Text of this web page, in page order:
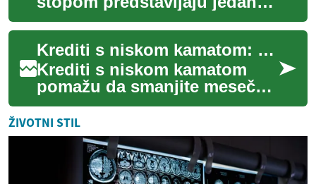
od najpovoljnijih načina
zaduživanja na finansijskom
tržištu. O...
Krediti s niskom kamatom: vodič za povoljno zaduživanje
Krediti s niskom kamatom
pomažu da smanjite mesečne
obaveze i ukupan trošak
zaduživanja — od stambenih i
auto kredita...
ŽIVOTNI STIL